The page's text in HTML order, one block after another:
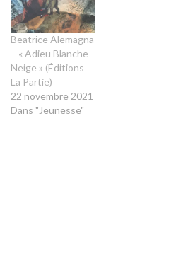
Beatrice Alemagna
– « Adieu Blanche
Neige » (Éditions
La Partie)
22 novembre 2021
Dans "Jeunesse"